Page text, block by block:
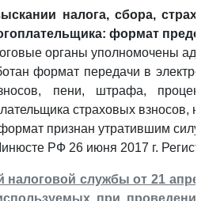
налога, сбора,
формат
органы уполномочены
формат передачи в
пени, штрафа,
страховых взносов,
признан утратившим силу.
РФ 26 июня 2017 г.
налоговой службы от 21
при